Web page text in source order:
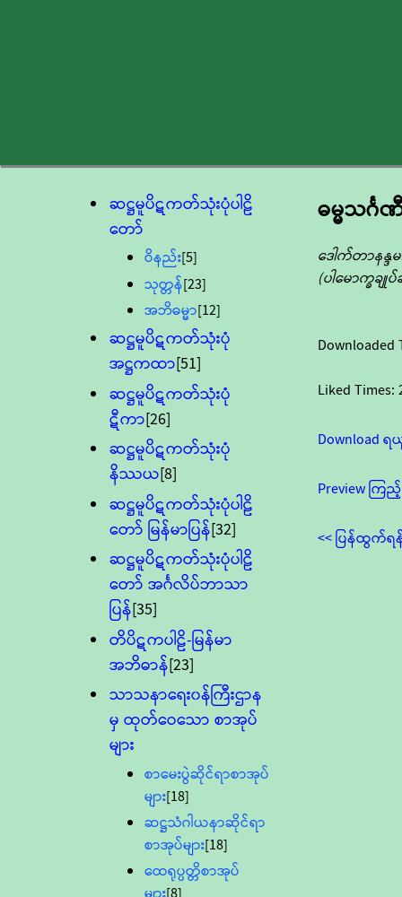
ဆဋ္ဌမူပိဋကတ်သုံးပုံပါဠိ
တော်
ဝိနည်း[5]
သုတ္တန်[23]
အဘိဓမ္မာ[12]
ဆဋ္ဌမူပိဋကတ်သုံးပုံ
အဋ္ဌကထာ[51]
ဆဋ္ဌမူပိဋကတ်သုံးပုံ
ဋီကာ[26]
ဆဋ္ဌမူပိဋကတ်သုံးပုံ
နိဿယ[8]
ဆဋ္ဌမူပိဋကတ်သုံးပုံပါဠိ
တော် မြန်မာပြန်[32]
ဆဋ္ဌမူပိဋကတ်သုံးပုံပါဠိ
တော် အင်္ဂလိပ်ဘာသာ
ပြန်[35]
တိပိဋကပါဠိ-မြန်မာ
အဘိဓာန်[23]
သာသနာရေး၀န်ကြီးဌာန
မှ ထုတ်ဝေသော စာအုပ်
များ
စာမေးပွဲဆိုင်ရာစာအုပ်
များ[18]
ဆဋ္ဌသံဂါယနာဆိုင်ရာ
စာအုပ်များ[18]
ထေရုပ္ပတ္တိစာအုပ်
ဓမ္မသင်္ဂ
ဒေါက်တာနန္
(ပါမောက္ခခ
Downloaded
Liked Times:
Download
Preview ကြ
<< ပြန်ထွက်ရ